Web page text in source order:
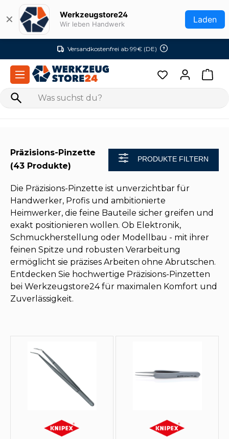
Zum Hauptinhalt springen
✕ Werkzeugstore24
Wir leben Handwerk Laden
Versandkostenfrei ab 99€ (DE)
Präzisions-Pinzette
(43 Produkte)
PRODUKTE FILTERN
Die Präzisions-Pinzette ist unverzichtbar für
Handwerker, Profis und ambitionierte
Heimwerker, die feine Bauteile sicher greifen und
exakt positionieren wollen. Ob Elektronik,
Schmuckherstellung oder Modellbau - mit ihrer
feinen Spitze und robusten Verarbeitung
ermöglicht sie präzises Arbeiten ohne Abrutschen.
Entdecken Sie hochwertige Präzisions-Pinzetten
bei Werkzeugstore24 für maximalen Komfort und
Zuverlässigkeit.